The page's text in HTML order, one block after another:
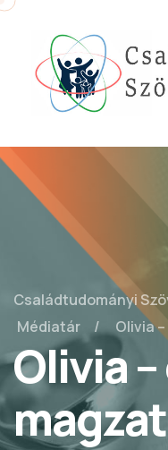
Családtudományi
Médiatár
Olivia
Olivia